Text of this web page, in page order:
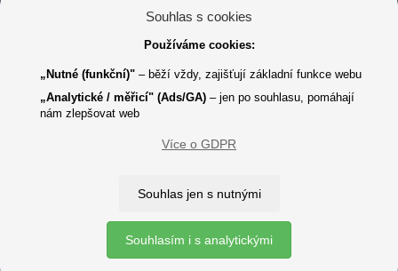
Online
Youtube SONS
K jakémukoliv užití textů a obrázků uvedených na tomto serveru je
Copyright © 2012 - 2026 SONS ČR, z. s.
Ochrana osobních údajů (GDPR)
Souhlas s cookies
Používáme cookies:
„Nutné (funkční)" – běží vždy, zajišťují základní funkce webu
„Analytické / měřicí" (Ads/GA) – jen po souhlasu, pomáhají
nám zlepšovat web
Více o GDPR
Souhlas jen s nutnými
Souhlasím i s analytickými